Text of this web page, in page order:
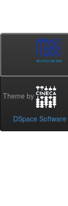
Theme by
DSpace Software